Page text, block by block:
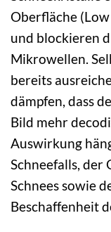
Oberfläche
und blockieren
Mikrowellen.
bereits
dämpfen, dass
Bild mehr
Auswirkung
Schneefalls, der
Schnees sowie
Beschaffenheit